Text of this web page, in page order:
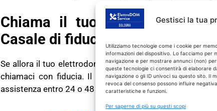
Gestisci la tua
Utilizziamo tecnologie come i cookie per
informazioni del dispositivo. Lo facciamo per
navigazione e per mostrare annunci (non)
queste tecnologie ci consentirà di elaborare
navigazione o gli ID univoci su questo sito. Il
revoca del consenso possono influire
caratteristiche e funzioni.
Per saperne di più su questi scopi
Chiama il tuo tecnico REX
Casale di fiducia
Se allora il tuo elettrodomestico REX ELECTROLUX
chiamaci con fiducia. Il nostro tecnico
assistenza entro 24 o 48 ore dalla chiamata di intervento.